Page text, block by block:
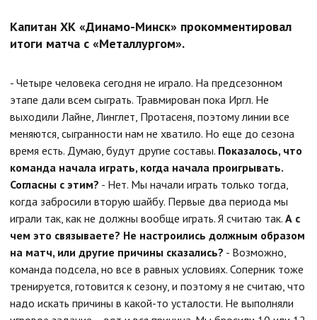
Капитан ХК «Динамо-Минск» прокомментировал
итоги матча с «Металлургом».
- Четыре человека сегодня не играло. На предсезонном
этапе дали всем сыграть. Травмирован пока Иргл. Не
выходили Лайне, Линглет, Протасеня, поэтому линии все
меняются, сыгранности нам не хватило. Но еще до сезона
время есть. Думаю, будут другие составы. Показалось, что
команда начала играть, когда начала проигрывать.
Согласны с этим? - Нет. Мы начали играть только тогда,
когда забросили вторую шайбу. Первые два периода мы
играли так, как не должны вообще играть. Я считаю так. А с
чем это связываете? Не настроились должным образом
на матч, или другие причины сказались? - Возможно,
команда подсела, но все в равных условиях. Соперник тоже
тренируется, готовится к сезону, и поэтому я не считаю, что
надо искать причины в какой-то усталости. Не выполняли